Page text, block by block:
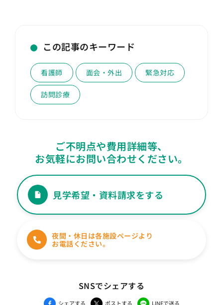
この記事のキーワード
看護師 面会・外出 緊急対応
訪問診療
ご不明点や費用詳細等、
お気軽にお問い合わせください。
見学希望・資料請求をする
夜間・休日は各施設ページより
お電話ください。
SNSでシェアする
シェアする ポストする LINEで送る